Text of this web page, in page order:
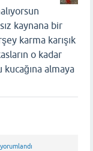
kaynana bir
karma karışık
o kadar
almaya
yorumlandı